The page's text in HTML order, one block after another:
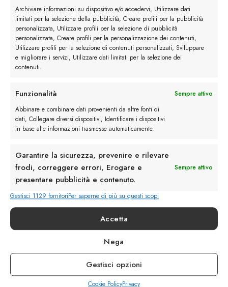
Archiviare informazioni su dispositivo e/o accedervi, Utilizzare dati
limitati per la selezione della pubblicità, Creare profili per la pubblicità
personalizzata, Utilizzare profili per la selezione di pubblicità
personalizzata, Creare profili per la personalizzazione dei contenuti,
Utilizzare profili per la selezione di contenuti personalizzati, Sviluppare
e migliorare i servizi, Utilizzare dati limitati per la selezione dei
contenuti.
Funzionalità
Sempre attivo
Abbinare e combinare dati provenienti da altre fonti di
dati, Collegare diversi dispositivi, Identificare i dispositivi
in base alle informazioni trasmesse automaticamente.
Garantire la sicurezza, prevenire e rilevare
frodi, correggere errori, Erogare e
presentare pubblicità e contenuto.
Sempre attivo
Gestisci 1129 fornitoriPer saperne di più su questi scopi
Accetta
Nega
Gestisci opzioni
Cookie PolicyPrivacy
Rimani in contatto con noi
Servizio Clienti
info@calzaturebelfiore.com
+39 02 468042
MI 20145 • Milano
Via Belfiore 9
Termini e Condizioni
Resi e Rimborsi
Spedizioni